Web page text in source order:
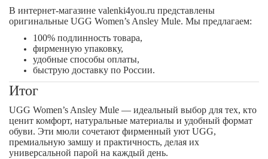
В интернет-магазине valenki4you.ru представлены
оригинальные UGG Women’s Ansley Mule. Мы предлагаем:
100% подлинность товара,
фирменную упаковку,
удобные способы оплаты,
быструю доставку по России.
Итог
UGG Women’s Ansley Mule — идеальный выбор для тех, кто
ценит комфорт, натуральные материалы и удобный формат
обуви. Эти мюли сочетают фирменный уют UGG,
премиальную замшу и практичность, делая их
универсальной парой на каждый день.